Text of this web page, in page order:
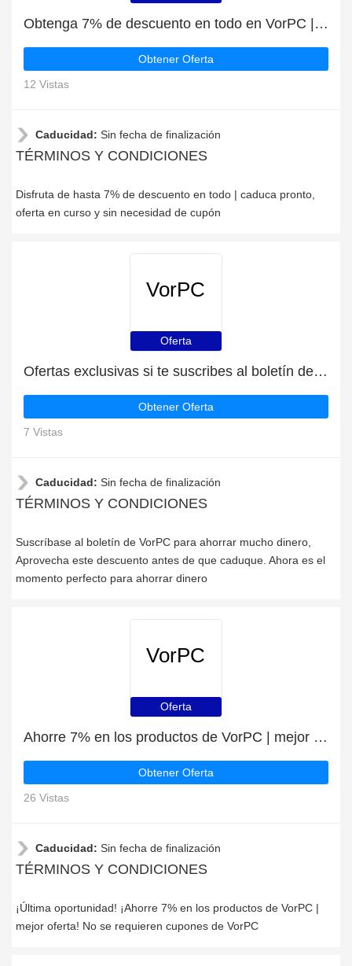
Obtenga 7% de descuento en todo en VorPC | caduca pronto
Obtener Oferta
12 Vistas
Caducidad: Sin fecha de finalización
TÉRMINOS Y CONDICIONES
Disfruta de hasta 7% de descuento en todo | caduca pronto,
oferta en curso y sin necesidad de cupón
VorPC
Oferta
Ofertas exclusivas si te suscribes al boletín de VorPC
Obtener Oferta
7 Vistas
Caducidad: Sin fecha de finalización
TÉRMINOS Y CONDICIONES
Suscríbase al boletín de VorPC para ahorrar mucho dinero,
Aprovecha este descuento antes de que caduque. Ahora es el
momento perfecto para ahorrar dinero
VorPC
Oferta
Ahorre 7% en los productos de VorPC | mejor oferta
Obtener Oferta
26 Vistas
Caducidad: Sin fecha de finalización
TÉRMINOS Y CONDICIONES
¡Última oportunidad! ¡Ahorre 7% en los productos de VorPC |
mejor oferta! No se requieren cupones de VorPC